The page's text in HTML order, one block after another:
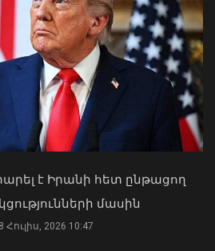
դեմ է
է Իրանի հետ ընթացող
մասին
Հուլիս, 2026 10:47